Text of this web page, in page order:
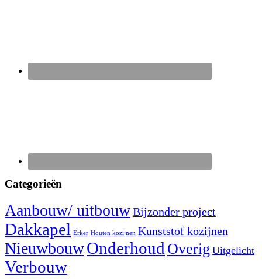
Categorieën
Aanbouw/ uitbouwBijzonder project
Dakkapel Erker Houten kozijnen Kunststof kozijnen
NieuwbouwOnderhoud Overig Uitgelicht
Verbouw